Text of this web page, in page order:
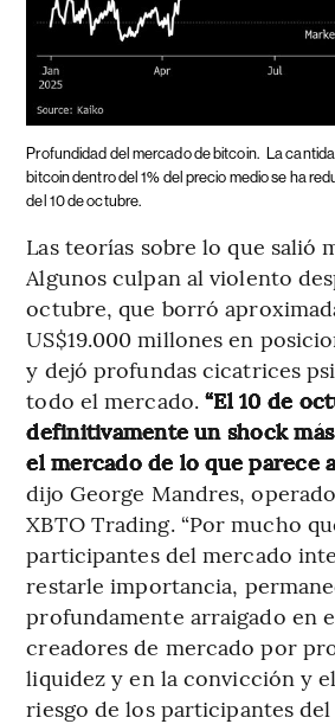
Profundidad del mercado de bitcoin. La
bitcoin dentro del 1% del precio medio se ha
del 10 de octubre.
Las teorías sobre lo que salió
Algunos culpan al violento
octubre, que borró
US$19.000 millones en
y dejó profundas cicatrices
todo el mercado. “El 10 de
definitivamente un shock
el mercado de lo que parece
dijo George Mandres,
XBTO Trading. “Por mucho
participantes del mercado
restarle importancia,
profundamente arraigado en
creadores de mercado por
liquidez y en la convicción y
riesgo de los participantes del